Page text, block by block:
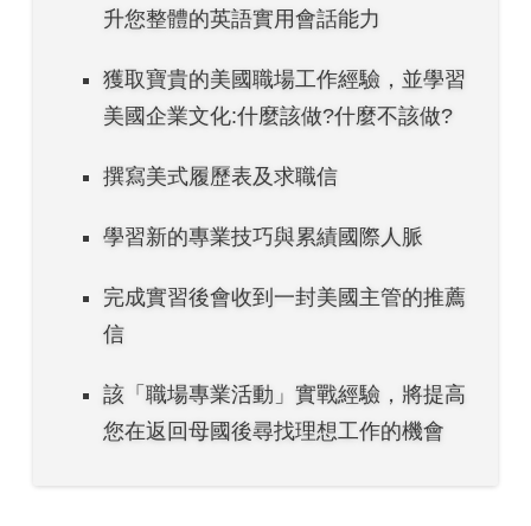
升您整體的英語實用會話能力
獲取寶貴的美國職場工作經驗，並學習
美國企業文化:什麼該做?什麼不該做?
撰寫美式履歷表及求職信
學習新的專業技巧與累績國際人脈
完成實習後會收到一封美國主管的推薦
信
該「職場專業活動」實戰經驗，將提高
您在返回母國後尋找理想工作的機會